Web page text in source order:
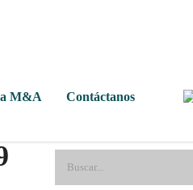
M&A Contáctanos